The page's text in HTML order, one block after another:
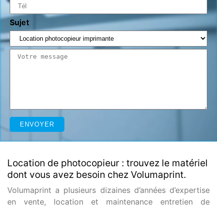
Sujet
Location de photocopieur : trouvez le matériel
dont vous avez besoin chez Volumaprint.
Volumaprint a plusieurs dizaines d’années d’expertise
en vente, location et maintenance entretien de